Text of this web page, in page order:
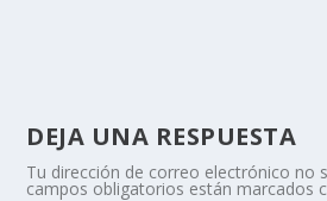
DEJA UNA RESPUESTA
Tu dirección de correo electrónico no
campos obligatorios están marcados